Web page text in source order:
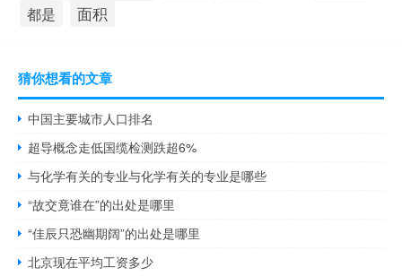
都是 面积
猜你想看的文章
中国主要城市人口排名
超导概念走低国缆检测跌超6%
与化学有关的专业与化学有关的专业是哪些
“故交竟谁在”的出处是哪里
“佳辰只恐幽期阔”的出处是哪里
北京现在平均工资多少